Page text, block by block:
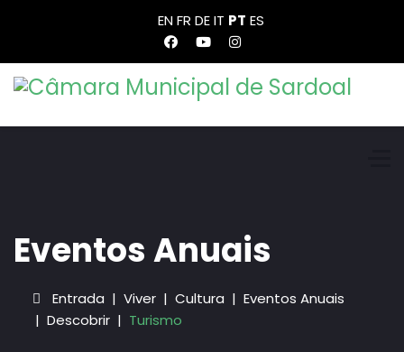
ENFR DEIT PT ES
Eventos Anuais
Entrada Viver Cultura
Eventos Anuais
Descobrir
Turismo